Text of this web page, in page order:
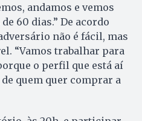
andamos e vemos
60 dias.” De acordo
não é fácil, mas
“Vamos trabalhar para
o perfil que está aí
quem quer comprar a